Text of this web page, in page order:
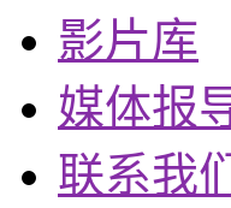
影片库
媒体报
联系我们